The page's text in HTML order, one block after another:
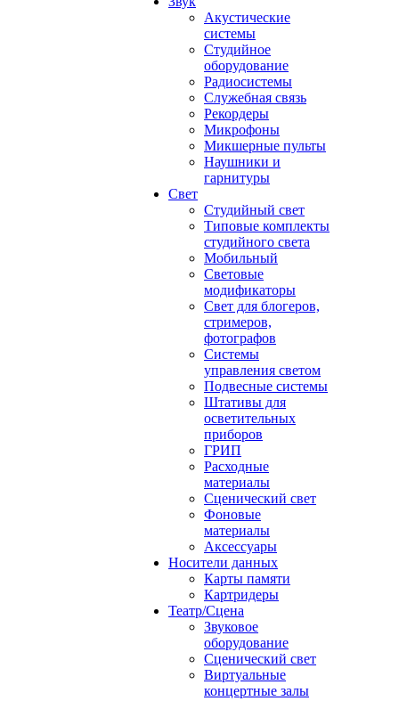
Акустические
системы
Студийное
оборудование
Радиосистемы
Служебная связь
Рекордеры
Микрофоны
Микшерные пульты
Наушники и
гарнитуры
Свет
Студийный свет
Типовые комплекты
студийного света
Мобильный
Световые
модификаторы
Свет для блогеров,
стримеров,
фотографов
Системы
управления светом
Подвесные системы
Штативы для
осветительных
приборов
ГРИП
Расходные
материалы
Сценический свет
Фоновые
материалы
Аксессуары
Носители данных
Карты памяти
Картридеры
Театр/Сцена
Звуковое
оборудование
Сценический свет
Виртуальные
концертные залы